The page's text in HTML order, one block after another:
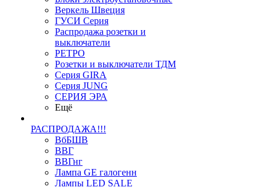
Веркель Швеция
ГУСИ Серия
Распродажа розетки и
выключатели
РЕТРО
Розетки и выключатели ТДМ
Серия GIRA
Серия JUNG
СЕРИЯ ЭРА
Ещё
РАСПРОДАЖА!!!
ВбБШВ
ВВГ
ВВГнг
Лампа GE галогенн
Лампы LED SALE